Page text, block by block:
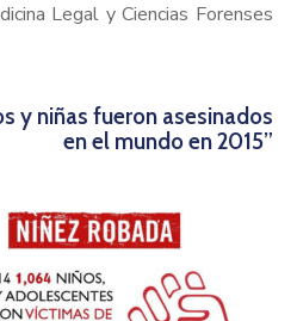
Legal y Ciencias Forenses
y niñas fueron asesinados
en el mundo en 2015”